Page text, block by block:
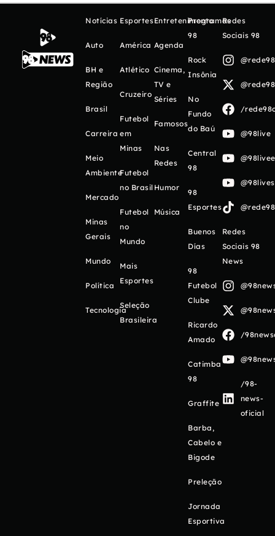
Notícias
Auto
BH e
Região
Brasil
Carreira
Meio
Ambiente
Mercado
Minas
Gerais
Mundo
Política
Tecnologia
Esportes
América
Atlético
Cruzeiro
Futebol
em
Minas
Futebol
no Brasil
Futebol
no
Mundo
Mais
Esportes
Seleção
Brasileira
Entretenimento
Agenda
Cinema,
TV e
Séries
Famosos
Nas
Redes
Humor
Música
Programas
98
Rock
Insônia
No
Fundo
do Baú
Central
98
98
Esportes
Buenos
Días
98
Futebol
Clube
Ricardo
Amado
Catimba
98
Graffite
Barba,
Cabelo e
Bigode
Preleção
Jornada
Esportiva
Redes
Sociais 98
/
@98live
Redes
Sociais 98
News
/
/98-
news-
oficial